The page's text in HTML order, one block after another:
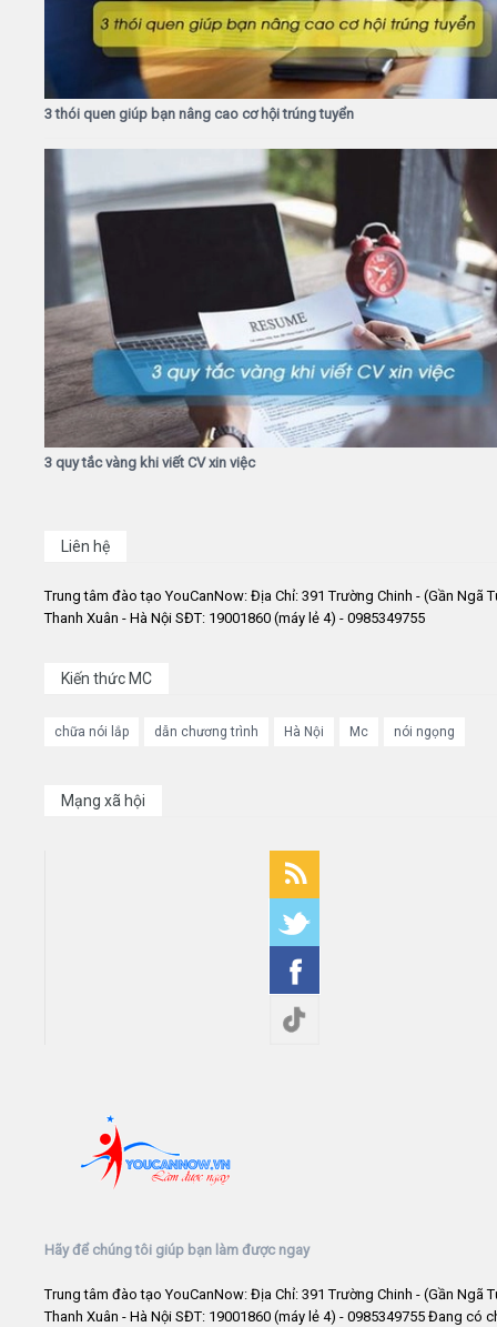
3 thói quen giúp bạn nâng cao cơ hội trúng tuyển
3 quy tắc vàng khi viết CV xin việc
Liên hệ
Trung tâm đào tạo YouCanNow: Địa Chỉ: 391 Trường Chinh - (Gần Ngã
Thanh Xuân - Hà Nội SĐT: 19001860 (máy lẻ 4) - 0985349755
Kiến thức MC
chữa nói lắp dẫn chương trình Hà Nội Mc nói ngọng
Mạng xã hội
Hãy để chúng tôi giúp bạn làm được ngay
Trung tâm đào tạo YouCanNow: Địa Chỉ: 391 Trường Chinh - (Gần Ngã
Thanh Xuân - Hà Nội SĐT: 19001860 (máy lẻ 4) - 0985349755 Đang có